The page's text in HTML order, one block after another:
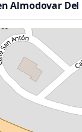
Almodovar